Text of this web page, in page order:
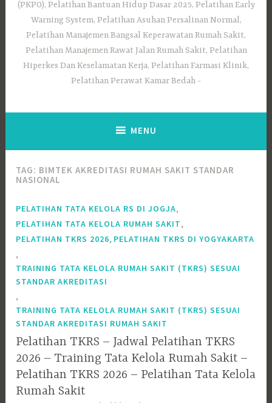
(PKPO), Pelatihan Bantuan Hidup Dasar 2025, Pelatihan Early
Warning System, Pelatihan Asuhan Persalinan Normal,
Pelatihan Manajemen Bangsal Keperawatan Rumah Sakit,
Pelatihan Manajemen Rawat Jalan Rumah Sakit, Pelatihan
Hiperkes Dan Keselamatan Kerja, Pelatihan Farmasi Klinik,
Pelatihan Perawat Kamar Bedah
MENU
TAG: BIMTEK AKREDITASI RUMAH SAKIT STANDAR
NASIONAL
PELATIHAN TATA KELOLA RS DI JOGJA
PELATIHAN TATA KELOLA RUMAH SAKIT
PELATIHAN TKRS 2026 PELATIHAN TKRS DI YOGYAKARTA
TRAINING TATA KELOLA RUMAH SAKIT (TKRS) SESUAI
STANDAR AKREDITASI
TRAINING TATA KELOLA RUMAH SAKIT (TKRS) SESUAI
STANDAR AKREDITASI RUMAH SAKIT
Pelatihan TKRS – Jadwal Pelatihan TKRS
2026 – Training Tata Kelola Rumah Sakit –
Pelatihan TKRS 2026 – Pelatihan Tata Kelola
Rumah Sakit